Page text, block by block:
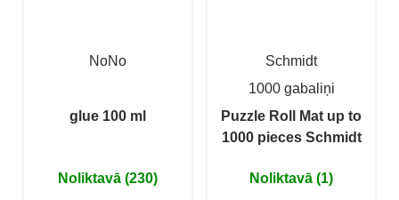
NoNo
glue 100 ml
Noliktavā (230)
Schmidt
1000 gabaliņi
Puzzle Roll Mat up to
1000 pieces Schmidt
Noliktavā (1)